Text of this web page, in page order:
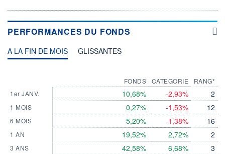
PERFORMANCES DU FONDS
A LA FIN DE MOIS GLISSANTES
1er JANV.
1 MOIS
6 MOIS
1 AN
3 ANS
FONDS
10,68%
0,27%
5,20%
19,52%
42,58%
CATEGORIE
-2,93%
-1,53%
-1,38%
2,72%
6,68%
RANG*
2
12
16
2
3